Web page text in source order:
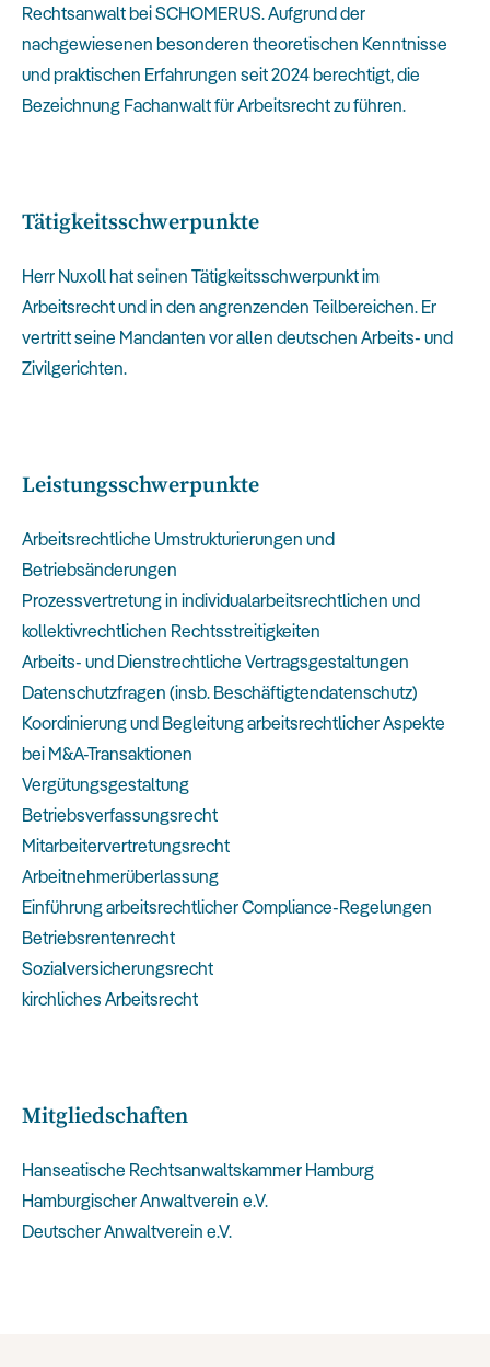
Rechtsanwalt bei SCHOMERUS. Aufgrund der
nachgewiesenen besonderen theoretischen Kenntnisse
und praktischen Erfahrungen seit 2024 berechtigt, die
Bezeichnung Fachanwalt für Arbeitsrecht zu führen.
Tätigkeitsschwerpunkte
Herr Nuxoll hat seinen Tätigkeitsschwerpunkt im
Arbeitsrecht und in den angrenzenden Teilbereichen. Er
vertritt seine Mandanten vor allen deutschen Arbeits- und
Zivilgerichten.
Leistungsschwerpunkte
Arbeitsrechtliche Umstrukturierungen und
Betriebsänderungen
Prozessvertretung in individualarbeitsrechtlichen und
kollektivrechtlichen Rechtsstreitigkeiten
Arbeits- und Dienstrechtliche Vertragsgestaltungen
Datenschutzfragen (insb. Beschäftigtendatenschutz)
Koordinierung und Begleitung arbeitsrechtlicher Aspekte
bei M&A-Transaktionen
Vergütungsgestaltung
Betriebsverfassungsrecht
Mitarbeitervertretungsrecht
Arbeitnehmerüberlassung
Einführung arbeitsrechtlicher Compliance-Regelungen
Betriebsrentenrecht
Sozialversicherungsrecht
kirchliches Arbeitsrecht
Mitgliedschaften
Hanseatische Rechtsanwaltskammer Hamburg
Hamburgischer Anwaltverein e.V.
Deutscher Anwaltverein e.V.